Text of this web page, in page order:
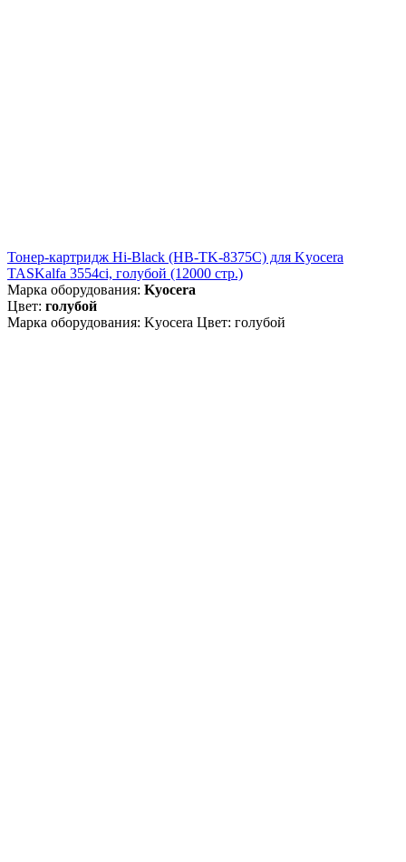
Тонер-картридж Hi-Black (HB-TK-8375C) для Kyocera
TASKalfa 3554ci, голубой (12000 стр.)
Марка оборудования: Kyocera
Цвет: голубой
Марка оборудования: Kyocera Цвет: голубой